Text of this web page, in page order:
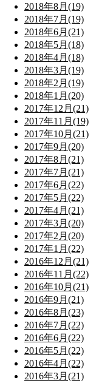
2018年8月(19)
2018年7月(19)
2018年6月(21)
2018年5月(18)
2018年4月(18)
2018年3月(19)
2018年2月(19)
2018年1月(20)
2017年12月(21)
2017年11月(19)
2017年10月(21)
2017年9月(20)
2017年8月(21)
2017年7月(21)
2017年6月(22)
2017年5月(22)
2017年4月(21)
2017年3月(20)
2017年2月(20)
2017年1月(22)
2016年12月(21)
2016年11月(22)
2016年10月(21)
2016年9月(21)
2016年8月(23)
2016年7月(22)
2016年6月(22)
2016年5月(22)
2016年4月(22)
2016年3月(21)